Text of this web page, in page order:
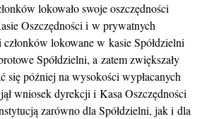
lokowało swoje oszczędności
Oszczędności i w prywatnych
lokowane w kasie Spółdzielni
Spółdzielni, a zatem zwiększały
się później na wysokości wypłacanych
wniosek dyrekcji i Kasa Oszczędności
zarówno dla Spółdzielni, jak i dla